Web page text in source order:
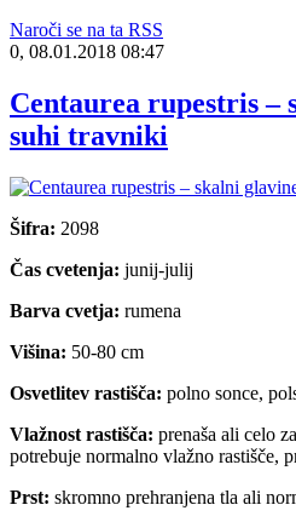
Naroči se na ta RSS
0, 08.01.2018 08:47
Centaurea rupestris –
suhi travniki
Šifra: 2098
Čas cvetenja: junij-julij
Barva cvetja: rumena
Višina: 50-80 cm
Osvetlitev rastišča: polno sonce,
Vlažnost rastišča: prenaša ali celo
potrebuje normalno vlažno rastišče,
Prst: skromno prehranjena tla ali